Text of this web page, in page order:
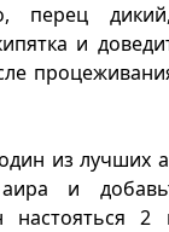
перец
и
из лучших
и
настояться